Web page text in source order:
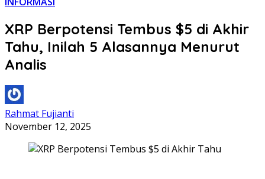
XRP Berpotensi Tembus $5 di Akhir
Tahu, Inilah 5 Alasannya Menurut
Analis
Rahmat Fujianti
November 12, 2025